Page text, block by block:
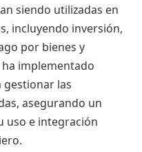
siendo utilizadas en
incluyendo inversión,
por bienes y
implementado
gestionar las
asegurando un
uso e integración